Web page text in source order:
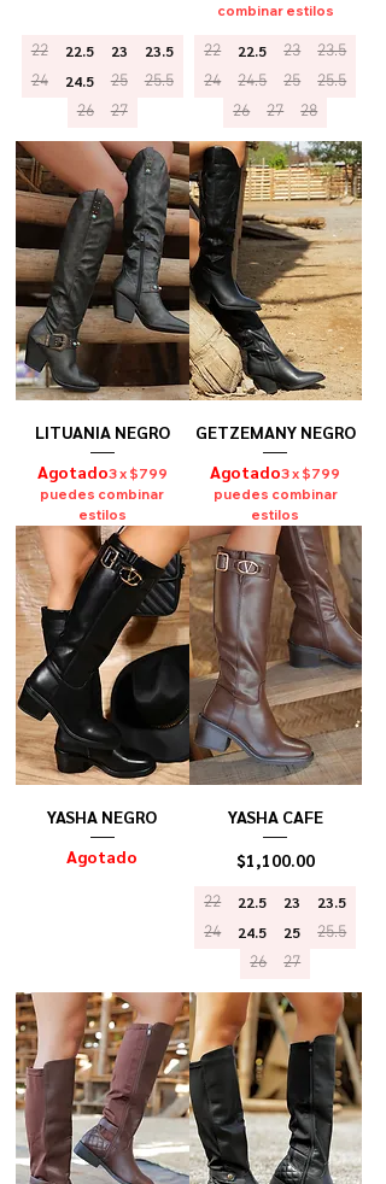
22 22.5 23 23.5
24 24.5 25
25.5
26
27
combinar estilos
22 22.5 23
23.5
24
24.5 25
25.5
26
27 28
LITUANIA NEGRO
Agotado3 x $799
puedes combinar
estilos
GETZEMANY NEGRO
Agotado3 x $799
puedes combinar
estilos
YASHA NEGRO
Agotado
YASHA CAFE
Precio
$1,100.00
22 22.5 23 23.5
24 24.5 25
25.5
26
27